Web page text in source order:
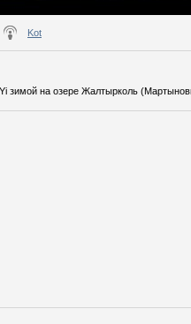
Kot
зимой на озере Жалтырколь